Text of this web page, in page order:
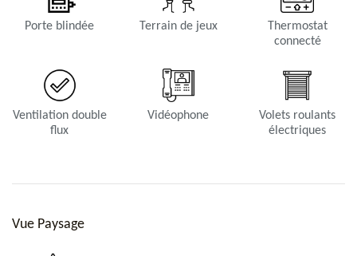
Porte blindée Terrain de jeux
Thermostat
connecté
Ventilation double
flux
Vidéophone
Volets roulants
électriques
Vue Paysage